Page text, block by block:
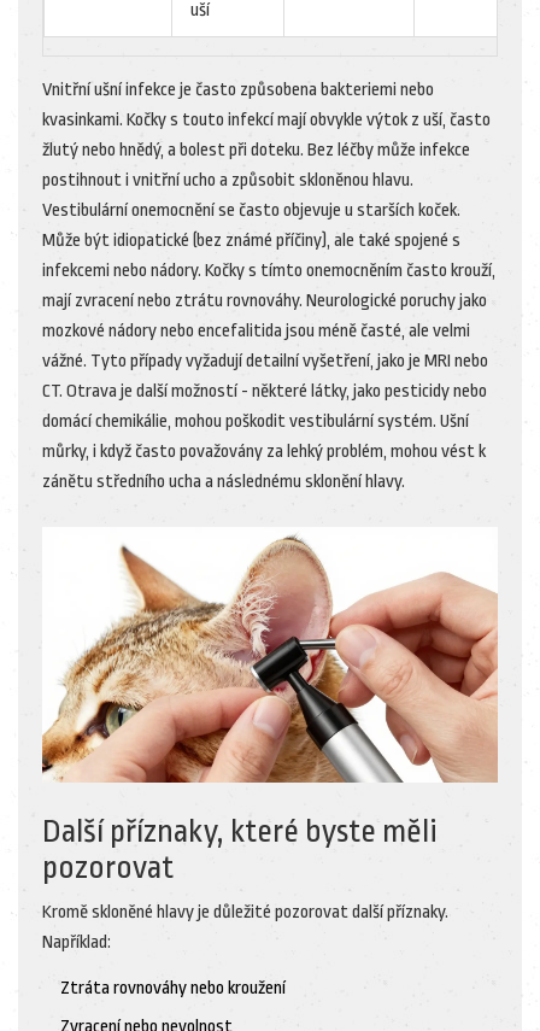
uší
Vnitřní ušní infekce je často způsobena bakteriemi nebo
kvasinkami. Kočky s touto infekcí mají obvykle výtok z uší, často
žlutý nebo hnědý, a bolest při doteku. Bez léčby může infekce
postihnout i vnitřní ucho a způsobit skloněnou hlavu.
Vestibulární onemocnění se často objevuje u starších koček.
Může být idiopatické (bez známé příčiny), ale také spojené s
infekcemi nebo nádory. Kočky s tímto onemocněním často krouží,
mají zvracení nebo ztrátu rovnováhy. Neurologické poruchy jako
mozkové nádory nebo encefalitida jsou méně časté, ale velmi
vážné. Tyto případy vyžadují detailní vyšetření, jako je MRI nebo
CT. Otrava je další možností - některé látky, jako pesticidy nebo
domácí chemikálie, mohou poškodit vestibulární systém. Ušní
můrky, i když často považovány za lehký problém, mohou vést k
zánětu středního ucha a následnému sklonění hlavy.
Další příznaky, které byste měli
pozorovat
Kromě skloněné hlavy je důležité pozorovat další příznaky.
Například:
Ztráta rovnováhy nebo kroužení